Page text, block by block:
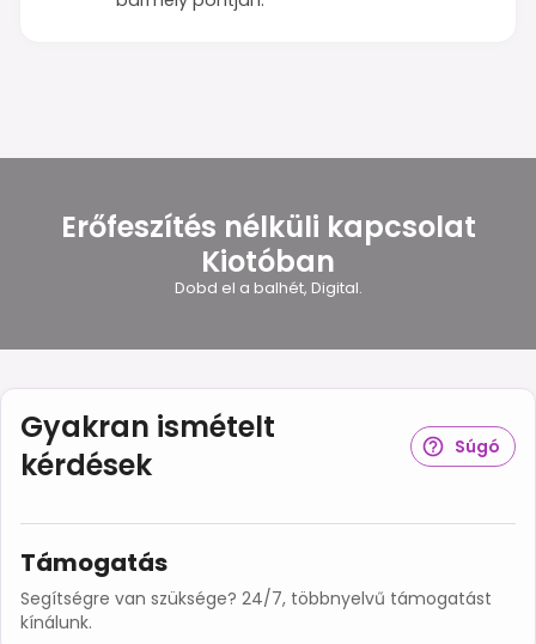
Erőfeszítés nélküli kapcsolat
Kiotóban
Dobd el a balhét, Digital.
Gyakran ismételt
kérdések
Súgó
Támogatás
Segítségre van szüksége? 24/7, többnyelvű támogatást
kínálunk.